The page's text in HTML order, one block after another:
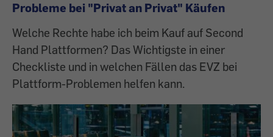
Probleme bei "Privat an Privat" Käufen
Welche Rechte habe ich beim Kauf auf Second
Hand Plattformen? Das Wichtigste in einer
Checkliste und in welchen Fällen das EVZ bei
Plattform-Problemen helfen kann.